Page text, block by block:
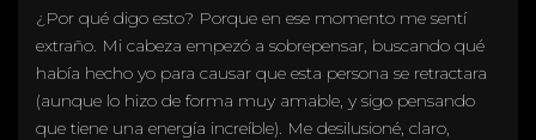
¿Por qué digo esto? Porque en ese momento me sentí
extraño. Mi cabeza empezó a sobrepensar, buscando qué
había hecho yo para causar que esta persona se retractara
(aunque lo hizo de forma muy amable, y sigo pensando
que tiene una energía increíble). Me desilusioné, claro,